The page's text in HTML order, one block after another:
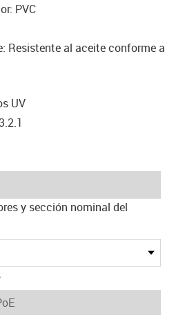
PVC
Resistente al aceite conforme a
UV
y sección nominal del